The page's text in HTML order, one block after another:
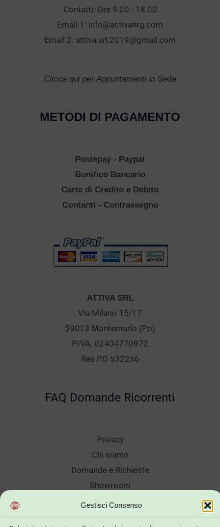
Gestisci Consenso
Contatti: Ore 9.00 - 18.00
Email 1: info@activanrg.com
Email 2: attiva.srl.2019@gmail.com
Clicca qui per Appuntamenti in Sede
METODI DI PAGAMENTO
Postepay - Paypal
Bonifico Bancario
Carte di Credito e Debito
Contanti - Contrassegno
ATTIVA SRL
Via Milano 15/17
59013 Montemurlo (Po)
P.IVA. 02404770972
Rea PO 532256
FAQ Domande Ricorrenti
Privacy
Chi siamo
Domande e Richieste
Showroom
Spedizioni